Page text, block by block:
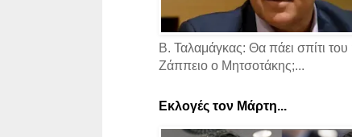
Β. Ταλαμάγκας: Θα πάει σπίτι του
Ζάππειο ο Μητσοτάκης;...
Εκλογές τον Μάρτη...